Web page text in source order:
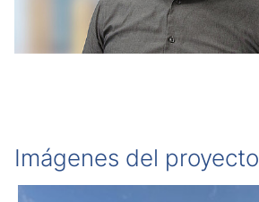
Imágenes del proyecto